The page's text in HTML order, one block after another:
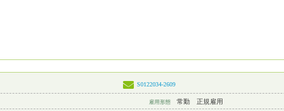
S0122034-2609
雇用形態 常勤 正規雇用